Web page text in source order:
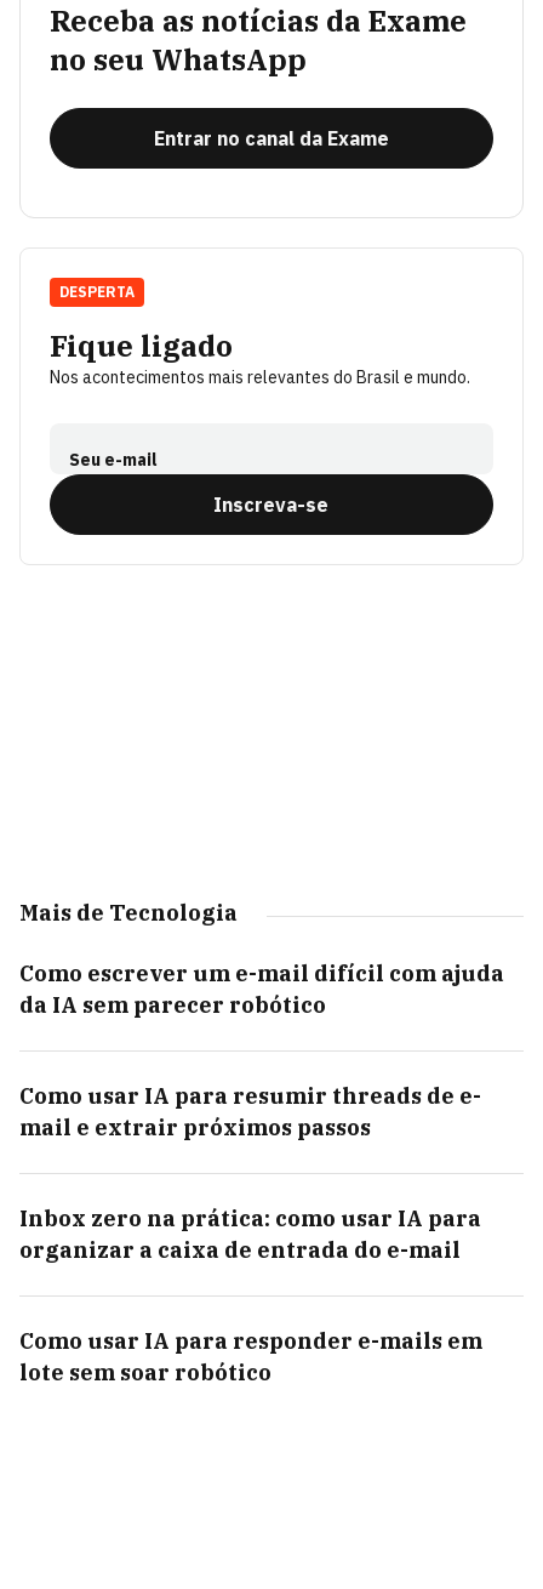
Receba as notícias da Exame
no seu WhatsApp
Entrar no canal da Exame
Fique ligado
Nos acontecimentos mais relevantes do Brasil e mundo.
Seu e-mail
Inscreva-se
DESPERTA
Mais de Tecnologia
Como escrever um e-mail difícil com ajuda
da IA sem parecer robótico
Como usar IA para resumir threads de e-
mail e extrair próximos passos
Inbox zero na prática: como usar IA para
organizar a caixa de entrada do e-mail
Como usar IA para responder e-mails em
lote sem soar robótico